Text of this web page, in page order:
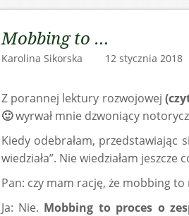
Mobbing to …
Karolina Sikorska 12 stycznia
Z porannej lektury rozwojowej
🙂wyrwał mnie dzwoniący
Kiedy odebrałam, przedstawiając
wiedziała”. Nie wiedziałam jeszcze
Pan: czy mam rację, że mobbing
Ja: Nie. Mobbing to proces o